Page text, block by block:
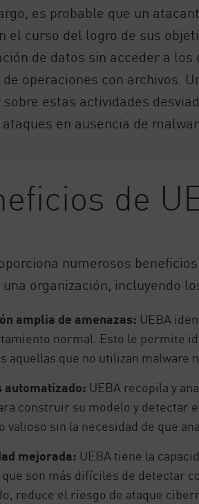
es probable que un
el curso del logro de sus
de datos sin acceder a
operaciones con archivos.
estas actividades
en ausencia de
de
numerosos
una organización, incluyendo
amplia de amenazas: UEBA
normal. Esto le permite
aquellas que no utilizan malware
automatizado: UEBA recopila y
construir su modelo y detectar
valioso sin la necesidad de que
mejorada: UEBA tiene la
son más difíciles de detectar
reduce el riesgo de ataque